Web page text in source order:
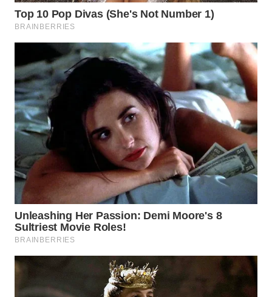
WN
PRIANGAN
WN
SEMARANG
WN
SOLO
WN
BOROBUDUR
MADURA
WN
SURABAYA
WN